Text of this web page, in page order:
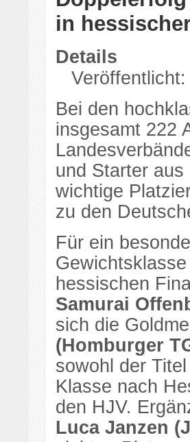
in
Details
Bei den
insgesamt 222
und Starter
wichtige
zu den
Für ein
hessischen
Samurai
sich die
(Homburger
sowohl der
Klasse nach
den HJV.
Luca Janzen